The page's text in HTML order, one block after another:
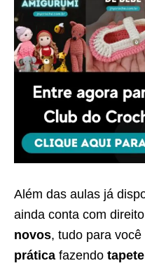
Além das aulas já
ainda conta com
novos, tudo para você
prática fazendo